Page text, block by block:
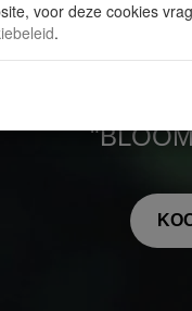
voor deze cookies
.